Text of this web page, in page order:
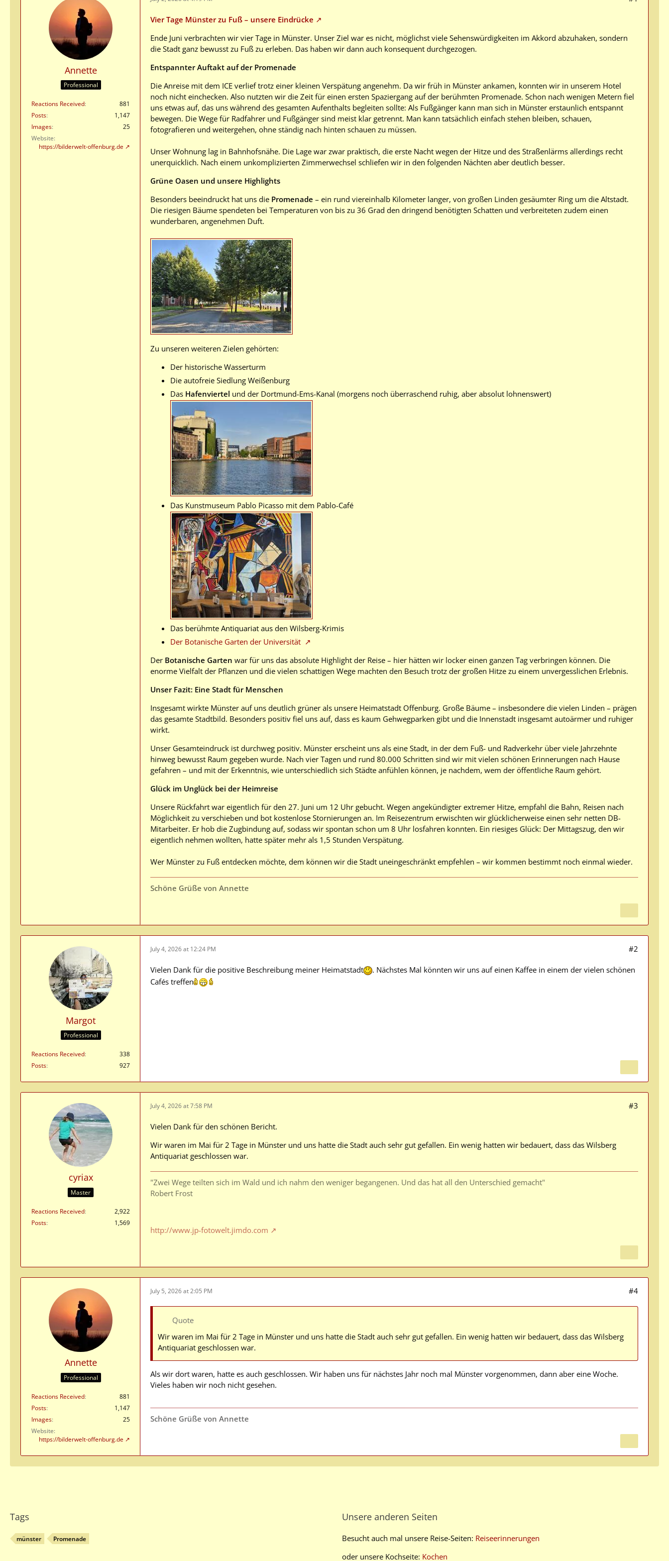
Annette
Professional
Reactions Received
881
Posts
1,147
Images
25
Website
https://bilderwelt-offenburg.de
Vier Tage Münster zu Fuß – unsere Eindrücke
Ende Juni verbrachten wir vier Tage in Münster. Unser Ziel war es nicht, möglichst viele Sehenswürdigkeiten im Akkord abzuhaken, sondern
die Stadt ganz bewusst zu Fuß zu erleben. Das haben wir dann auch konsequent durchgezogen.
Entspannter Auftakt auf der Promenade
Die Anreise mit dem ICE verlief trotz einer kleinen Verspätung angenehm. Da wir früh in Münster ankamen, konnten wir in unserem Hotel
noch nicht einchecken. Also nutzten wir die Zeit für einen ersten Spaziergang auf der berühmten Promenade. Schon nach wenigen Metern fiel
uns etwas auf, das uns während des gesamten Aufenthalts begleiten sollte: Als Fußgänger kann man sich in Münster erstaunlich entspannt
bewegen. Die Wege für Radfahrer und Fußgänger sind meist klar getrennt. Man kann tatsächlich einfach stehen bleiben, schauen,
fotografieren und weitergehen, ohne ständig nach hinten schauen zu müssen.
Unser Wohnung lag in Bahnhofsnähe. Die Lage war zwar praktisch, die erste Nacht wegen der Hitze und des Straßenlärms allerdings recht
unerquicklich. Nach einem unkomplizierten Zimmerwechsel schliefen wir in den folgenden Nächten aber deutlich besser.
Grüne Oasen und unsere Highlights
Besonders beeindruckt hat uns die Promenade – ein rund viereinhalb Kilometer langer, von großen Linden gesäumter Ring um die Altstadt.
Die riesigen Bäume spendeten bei Temperaturen von bis zu 36 Grad den dringend benötigten Schatten und verbreiteten zudem einen
wunderbaren, angenehmen Duft.
Zu unseren weiteren Zielen gehörten:
Der historische Wasserturm
Die autofreie Siedlung Weißenburg
Das Hafenviertel und der Dortmund-Ems-Kanal (morgens noch überraschend ruhig, aber absolut lohnenswert)
Das Kunstmuseum Pablo Picasso mit dem Pablo-Café
Das berühmte Antiquariat aus den Wilsberg-Krimis
Der Botanische Garten der Universität
Der Botanische Garten war für uns das absolute Highlight der Reise – hier hätten wir locker einen ganzen Tag verbringen können. Die
enorme Vielfalt der Pflanzen und die vielen schattigen Wege machten den Besuch trotz der großen Hitze zu einem unvergesslichen Erlebnis.
Unser Fazit: Eine Stadt für Menschen
Insgesamt wirkte Münster auf uns deutlich grüner als unsere Heimatstadt Offenburg. Große Bäume – insbesondere die vielen Linden – prägen
das gesamte Stadtbild. Besonders positiv fiel uns auf, dass es kaum Gehwegparken gibt und die Innenstadt insgesamt autoärmer und ruhiger
wirkt.
Unser Gesamteindruck ist durchweg positiv. Münster erscheint uns als eine Stadt, in der dem Fuß- und Radverkehr über viele Jahrzehnte
hinweg bewusst Raum gegeben wurde. Nach vier Tagen und rund 80.000 Schritten sind wir mit vielen schönen Erinnerungen nach Hause
gefahren – und mit der Erkenntnis, wie unterschiedlich sich Städte anfühlen können, je nachdem, wem der öffentliche Raum gehört.
Glück im Unglück bei der Heimreise
Unsere Rückfahrt war eigentlich für den 27. Juni um 12 Uhr gebucht. Wegen angekündigter extremer Hitze, empfahl die Bahn, Reisen nach
Möglichkeit zu verschieben und bot kostenlose Stornierungen an. Im Reisezentrum erwischten wir glücklicherweise einen sehr netten DB-
Mitarbeiter. Er hob die Zugbindung auf, sodass wir spontan schon um 8 Uhr losfahren konnten. Ein riesiges Glück: Der Mittagszug, den wir
eigentlich nehmen wollten, hatte später mehr als 1,5 Stunden Verspätung.
Wer Münster zu Fuß entdecken möchte, dem können wir die Stadt uneingeschränkt empfehlen – wir kommen bestimmt noch einmal wieder.
Schöne Grüße von Annette
Margot
Professional
Reactions Received
338
Posts
927
July 4, 2026 at 12:24 PM #2
Vielen Dank für die positive Beschreibung meiner Heimatstadt
. Nächstes Mal könnten wir uns auf einen Kaffee in einem der vielen schönen
Cafés treffen
cyriax
Master
Reactions Received
2,922
Posts
1,569
July 4, 2026 at 7:58 PM #3
Vielen Dank für den schönen Bericht.
Wir waren im Mai für 2 Tage in Münster und uns hatte die Stadt auch sehr gut gefallen. Ein wenig hatten wir bedauert, dass das Wilsberg
Antiquariat geschlossen war.
"Zwei Wege teilten sich im Wald und ich nahm den weniger begangenen. Und das hat all den Unterschied gemacht"
Robert Frost
http://www.jp-fotowelt.jimdo.com
Annette
Professional
Reactions Received
881
Posts
1,147
Images
25
Website
https://bilderwelt-offenburg.de
July 5, 2026 at 2:05 PM #4
Quote
Wir waren im Mai für 2 Tage in Münster und uns hatte die Stadt auch sehr gut gefallen. Ein wenig hatten wir bedauert, dass das Wilsberg
Antiquariat geschlossen war.
Als wir dort waren, hatte es auch geschlossen. Wir haben uns für nächstes Jahr noch mal Münster vorgenommen, dann aber eine Woche.
Vieles haben wir noch nicht gesehen.
Schöne Grüße von Annette
Tags
münster Promenade
Unsere anderen Seiten
Besucht auch mal unsere Reise-Seiten: Reiseerinnerungen
oder unsere Kochseite: Kochen